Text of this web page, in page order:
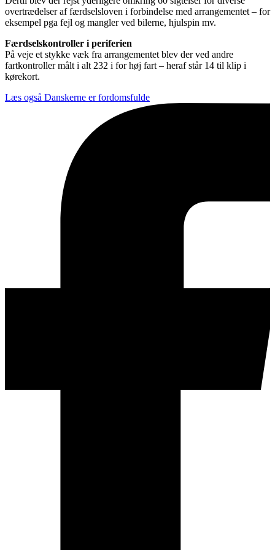
overtrædelser af færdselsloven i forbindelse med arrangementet – for
eksempel pga fejl og mangler ved bilerne, hjulspin mv.
Færdselskontroller i periferien
På veje et stykke væk fra arrangementet blev der ved andre
fartkontroller målt i alt 232 i for høj fart – heraf står 14 til klip i
kørekort.
Læs også Danskerne er fordomsfulde